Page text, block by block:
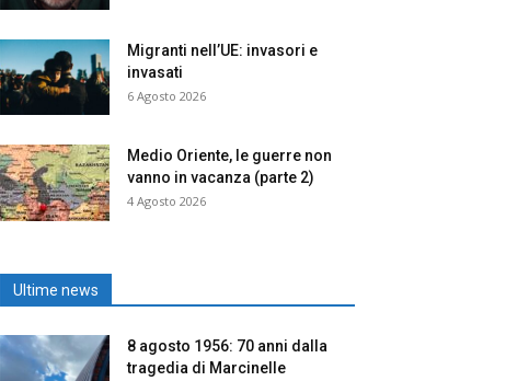
Migranti nell’UE: invasori e
invasati
6 Agosto 2026
Medio Oriente, le guerre non
vanno in vacanza (parte 2)
4 Agosto 2026
Ultime news
8 agosto 1956: 70 anni dalla
tragedia di Marcinelle